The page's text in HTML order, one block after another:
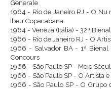
Generale
1964 - Rio de Janeiro RJ - O Nu
Ibeu Copacabana
1964 - Veneza (Itália) - 32ª
1966 - Rio de Janeiro RJ - O
1966 - Salvador BA - 1ª
Concours
1966 - São Paulo SP - Meio
1966 - São Paulo SP - O Artista
1966 - São Paulo SP - O Grupo